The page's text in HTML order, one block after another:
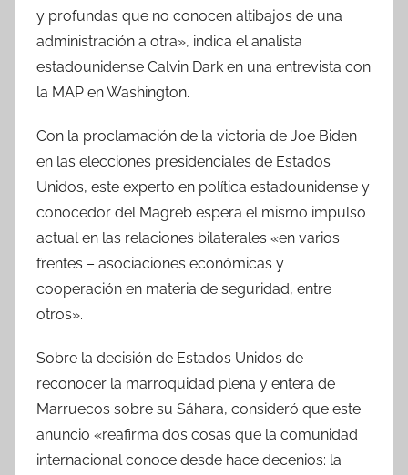
y profundas que no conocen altibajos de una
administración a otra», indica el analista
estadounidense Calvin Dark en una entrevista con
la MAP en Washington.
Con la proclamación de la victoria de Joe Biden
en las elecciones presidenciales de Estados
Unidos, este experto en política estadounidense y
conocedor del Magreb espera el mismo impulso
actual en las relaciones bilaterales «en varios
frentes – asociaciones económicas y
cooperación en materia de seguridad, entre
otros».
Sobre la decisión de Estados Unidos de
reconocer la marroquidad plena y entera de
Marruecos sobre su Sáhara, consideró que este
anuncio «reafirma dos cosas que la comunidad
internacional conoce desde hace decenios: la